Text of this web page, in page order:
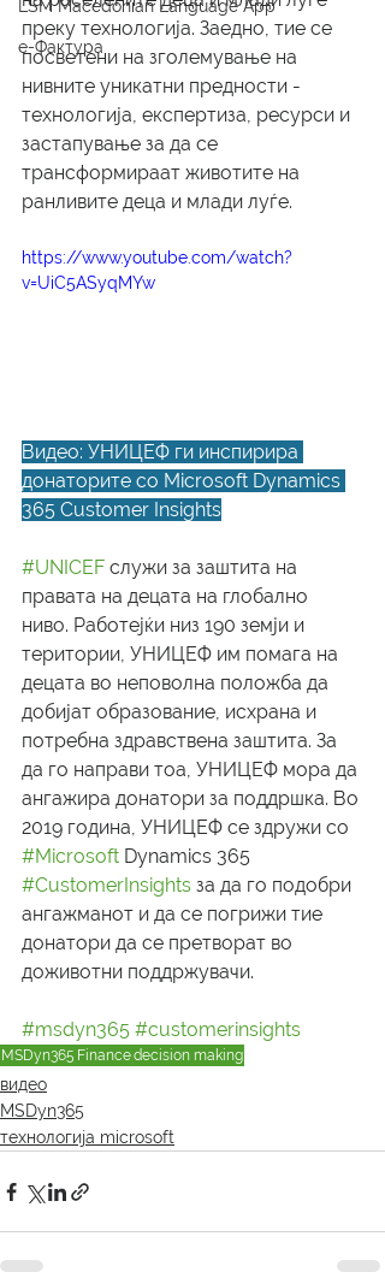
LSM Macedonian Language App
е-Фактура
преку технологија. Заедно, тие се
посветени на зголемување на
нивните уникатни предности -
технологија, експертиза, ресурси и
застапување за да се
трансформираат животите на
ранливите деца и млади луѓе.
https://www.youtube.com/watch?
v=UiC5ASyqMYw
Видео: УНИЦЕФ ги инспирира
донаторите со Microsoft Dynamics
365 Customer Insights
#UNICEF служи за заштита на
правата на децата на глобално
ниво. Работејќи низ 190 земји и
територии, УНИЦЕФ им помага на
децата во неповолна положба да
добијат образование, исхрана и
потребна здравствена заштита. За
да го направи тоа, УНИЦЕФ мора да
ангажира донатори за поддршка. Во
2019 година, УНИЦЕФ се здружи со
#Microsoft Dynamics 365
#CustomerInsights за да го подобри
ангажманот и да се погрижи тие
донатори да се претворат во
доживотни поддржувачи.
#msdyn365 #customerinsights
MSDyn365 Financedecision making
видео
MSDyn365
технологија microsoft